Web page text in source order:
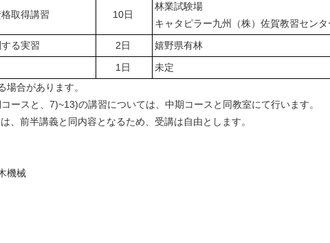
取得講習 10日
林業試験場
キャタピラー九州（株）佐賀教習セン
る実習
2日
嬉野県有林
1日
未定
合があります。
スと、7)~13)の講習については、中期コースと同教室にて行います。
半講義と同内容となるため、受講は自由とします。
機械